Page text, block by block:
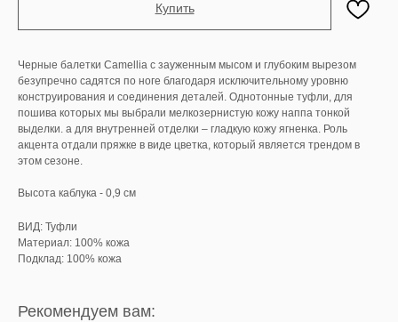
Купить
Черные балетки Camellia с зауженным мысом и глубоким вырезом
безупречно садятся по ноге благодаря исключительному уровню
конструирования и соединения деталей. Однотонные туфли, для
пошива которых мы выбрали мелкозернистую кожу наппа тонкой
выделки. а для внутренней отделки – гладкую кожу ягненка. Роль
акцента отдали пряжке в виде цветка, который является трендом в
этом сезоне.
Высота каблука - 0,9 см
ВИД: Туфли
Материал: 100% кожа
Подклад: 100% кожа
Рекомендуем вам: